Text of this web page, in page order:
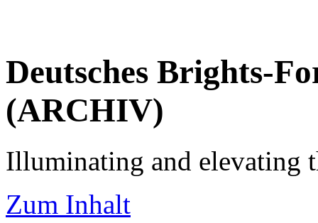
Deutsches Brights-
(ARCHIV)
Illuminating and elevating
Zum Inhalt